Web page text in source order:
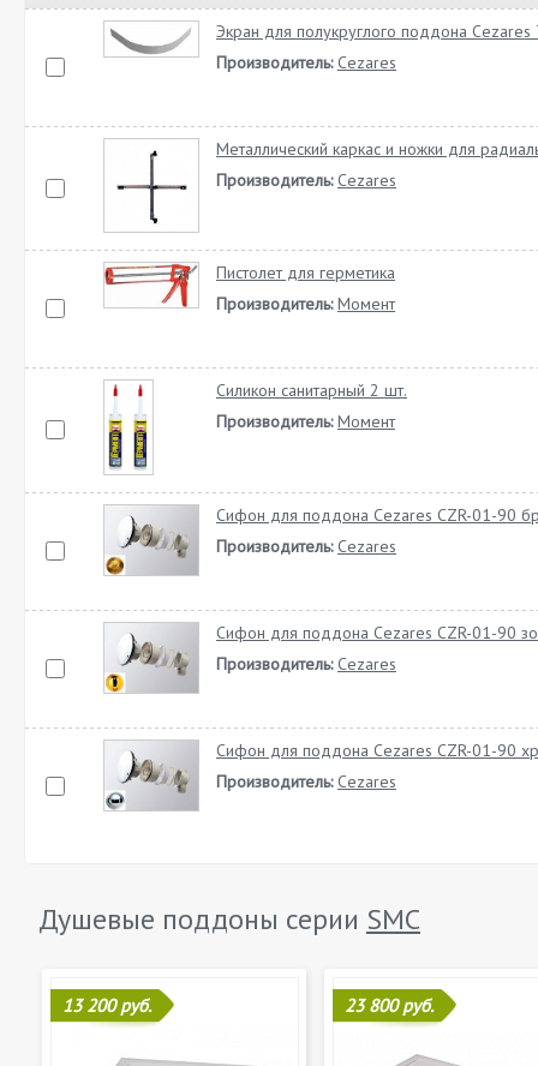
Экран для полукруглого поддона Cezares
Производитель: Cezares
Металлический каркас и ножки для
Производитель: Cezares
Пистолет для герметика
Производитель: Момент
Силикон санитарный 2 шт.
Производитель: Момент
Сифон для поддона Cezares CZR-01-90
Производитель: Cezares
Сифон для поддона Cezares CZR-01-90
Производитель: Cezares
Сифон для поддона Cezares CZR-01-90
Производитель: Cezares
Душевые поддоны серии SMC
13 200 руб. 23 800 руб.